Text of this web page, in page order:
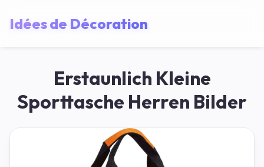
Idées de Décoration
Erstaunlich Kleine
Sporttasche Herren Bilder